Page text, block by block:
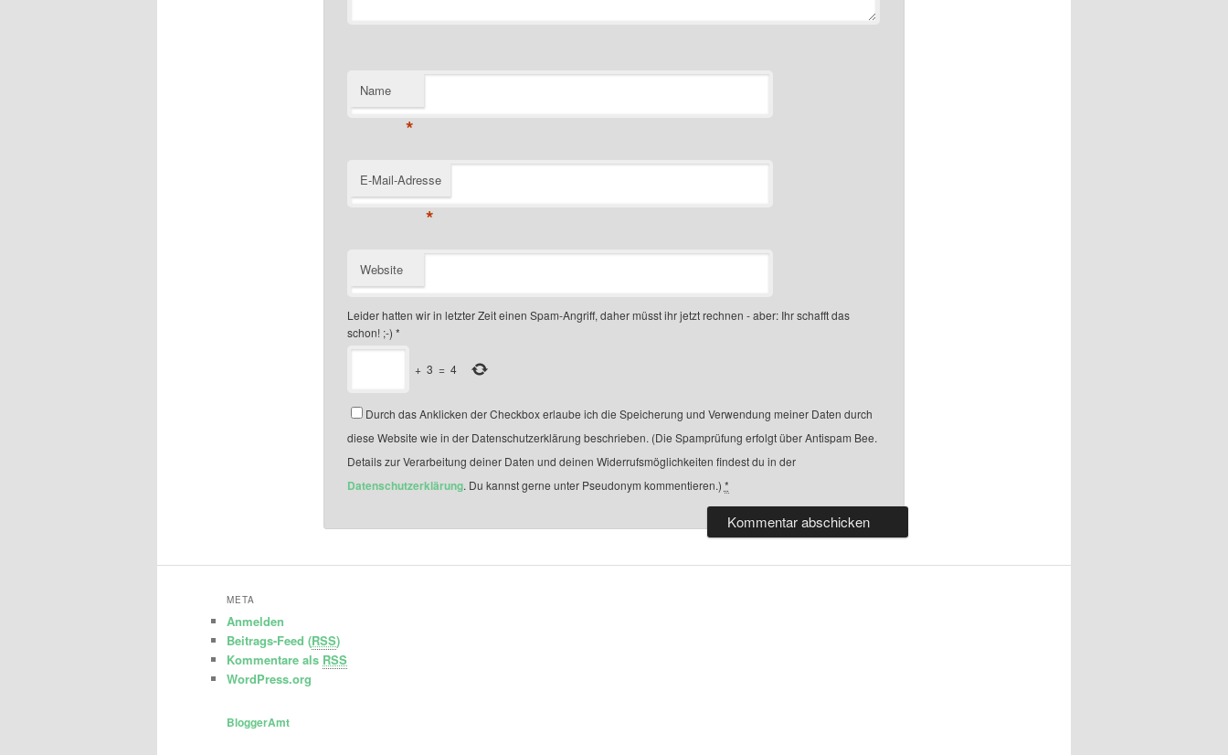
Name
*
E-Mail-Adresse
*
Website
Leider hatten wir in letzter Zeit einen Spam-Angriff, daher müsst ihr jetzt rechnen - aber: Ihr schafft das
schon! ;-) *
+ 3 = 4
Durch das Anklicken der Checkbox erlaube ich die Speicherung und Verwendung meiner Daten durch
diese Website wie in der Datenschutzerklärung beschrieben. (Die Spamprüfung erfolgt über Antispam Bee.
Details zur Verarbeitung deiner Daten und deinen Widerrufsmöglichkeiten findest du in der
Datenschutzerklärung. Du kannst gerne unter Pseudonym kommentieren.) *
META
Anmelden
Beitrags-Feed (RSS)
Kommentare als RSS
WordPress.org
BloggerAmt